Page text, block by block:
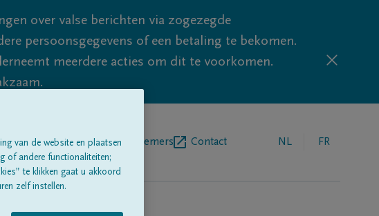
over valse berichten via zogezegde
persoonsgegevens of een betaling te bekomen.
meerdere acties om dit te voorkomen.
Over onsBegrafenisondernemers Contact NL FR
van de website en plaatsen
of andere functionaliteiten;
te klikken gaat u akkoord
zelf instellen.